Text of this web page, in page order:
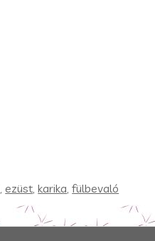
,ezüst,karika,fülbevaló